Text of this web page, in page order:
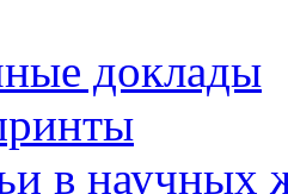
доклады
в научных